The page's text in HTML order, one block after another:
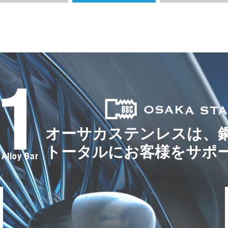
Bar
オーサカステンレスは、
トータルにお客様をサポ
F
a
c
e